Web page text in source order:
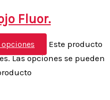
Fluor.
Este producto
Las opciones se pueden